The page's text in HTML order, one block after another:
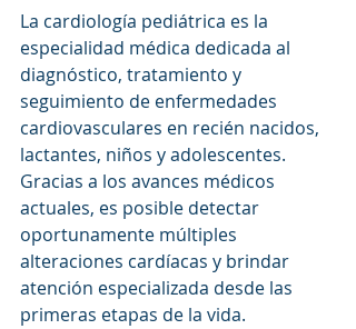
La cardiología pediátrica es la
especialidad médica dedicada al
diagnóstico, tratamiento y
seguimiento de enfermedades
cardiovasculares en recién nacidos,
lactantes, niños y adolescentes.
Gracias a los avances médicos
actuales, es posible detectar
oportunamente múltiples
alteraciones cardíacas y brindar
atención especializada desde las
primeras etapas de la vida.